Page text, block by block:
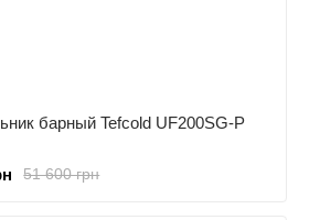
барный Tefcold UF200SG-P
51 600 грн